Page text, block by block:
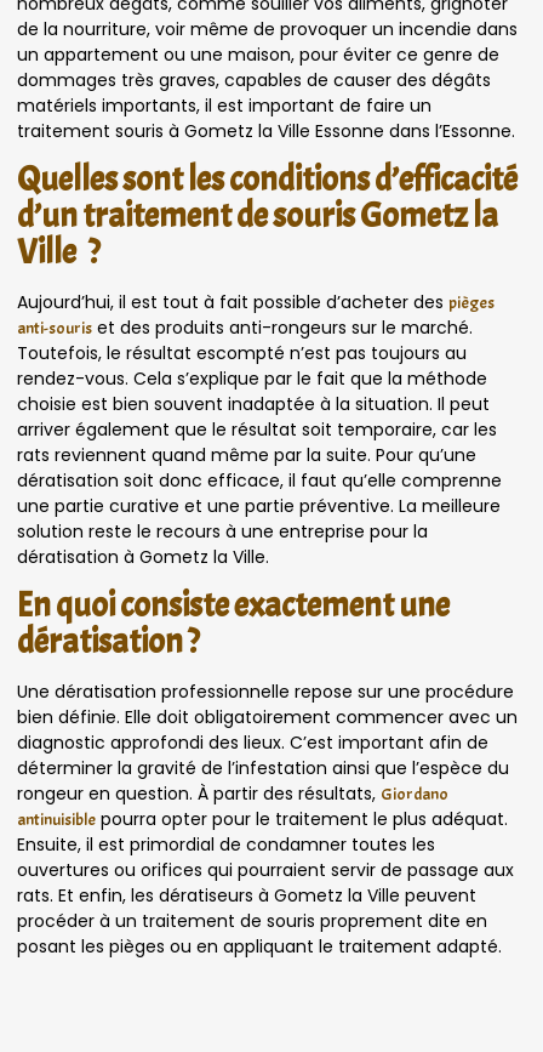
de la nourriture, voir même de provoquer un incendie dans
un appartement ou une maison, pour éviter ce genre de
dommages très graves, capables de causer des dégâts
matériels importants, il est important de faire un
traitement souris à Gometz la Ville Essonne dans l’Essonne.
Quelles sont les conditions d’efficacité
d’un traitement de souris Gometz la
Ville ?
Aujourd’hui, il est tout à fait possible d’acheter des pièges
anti-souris et des produits anti-rongeurs sur le marché.
Toutefois, le résultat escompté n’est pas toujours au
rendez-vous. Cela s’explique par le fait que la méthode
choisie est bien souvent inadaptée à la situation. Il peut
arriver également que le résultat soit temporaire, car les
rats reviennent quand même par la suite. Pour qu’une
dératisation soit donc efficace, il faut qu’elle comprenne
une partie curative et une partie préventive. La meilleure
solution reste le recours à une entreprise pour la
dératisation à Gometz la Ville.
En quoi consiste exactement une
dératisation ?
Une dératisation professionnelle repose sur une procédure
bien définie. Elle doit obligatoirement commencer avec un
diagnostic approfondi des lieux. C’est important afin de
déterminer la gravité de l’infestation ainsi que l’espèce du
rongeur en question. À partir des résultats, Giordano
antinuisible pourra opter pour le traitement le plus adéquat.
Ensuite, il est primordial de condamner toutes les
ouvertures ou orifices qui pourraient servir de passage aux
rats. Et enfin, les dératiseurs à Gometz la Ville peuvent
procéder à un traitement de souris proprement dite en
posant les pièges ou en appliquant le traitement adapté.